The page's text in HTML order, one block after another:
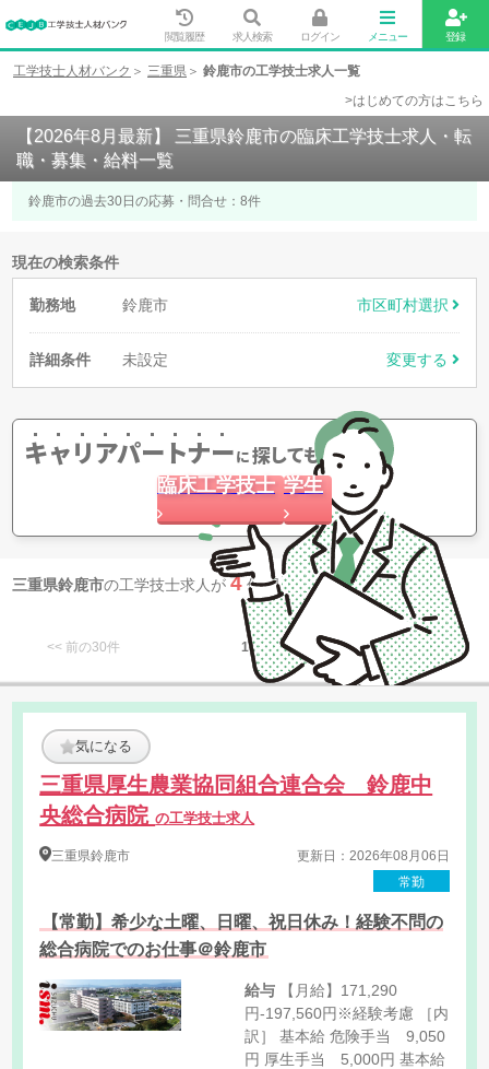
閲覧履歴 求人検索 ログイン メニュー 登録
工学技士人材バンク 三重県
鈴鹿市の工学技士求人一覧
>はじめての方はこちら
【2026年8月最新】 三重県鈴鹿市の臨床工学技士求人・転
職・募集・給料一覧
鈴鹿市の過去30日の応募・問合せ：8件
現在の検索条件
勤務地 鈴鹿市 市区町村選択
詳細条件 未設定 変更する
キャリアパートナーに探してもらう
臨床工学技士 学生
三重県鈴鹿市の工学技士求人が 4 件 見つかりました
<< 前の30件 1 次の30件 >>
気になる
三重県厚生農業協同組合連合会 鈴鹿中
央総合病院の工学技士求人
三重県鈴鹿市
更新日：2026年08月06日
常勤
【常勤】希少な土曜、日曜、祝日休み！経験不問の
総合病院でのお仕事＠鈴鹿市
給与
円-197,560円※経験考慮 ［内
訳］ 基本給 危険手当 9,050
円 厚生手当 5,000円 基本給